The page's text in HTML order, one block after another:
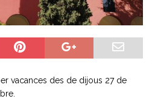
vacances des de dijous 27 de